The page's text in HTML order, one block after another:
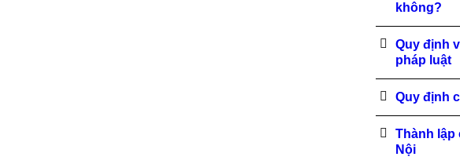
không?
Quy định
pháp luật
Quy định
Thành lập
Nội